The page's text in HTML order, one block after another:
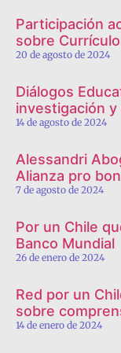
Participación
sobre
20 de agosto de 2024
Diálogos
investigación y
14 de agosto de 2024
Alessandri
Alianza pro
7 de agosto de 2024
Por un Chile
Banco Mundial
26 de enero de 2024
Red por un
sobre
14 de enero de 2024